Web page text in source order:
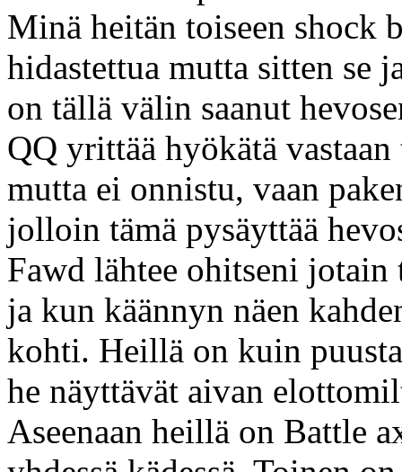
Minä heitän toiseen shock
hidastettua mutta sitten se
on tällä välin saanut
QQ yrittää hyökätä
mutta ei onnistu, vaan
jolloin tämä pysäyttää
Fawd lähtee ohitseni
ja kun käännyn näen
kohti. Heillä on kuin
he näyttävät aivan
Aseenaan heillä on Battle